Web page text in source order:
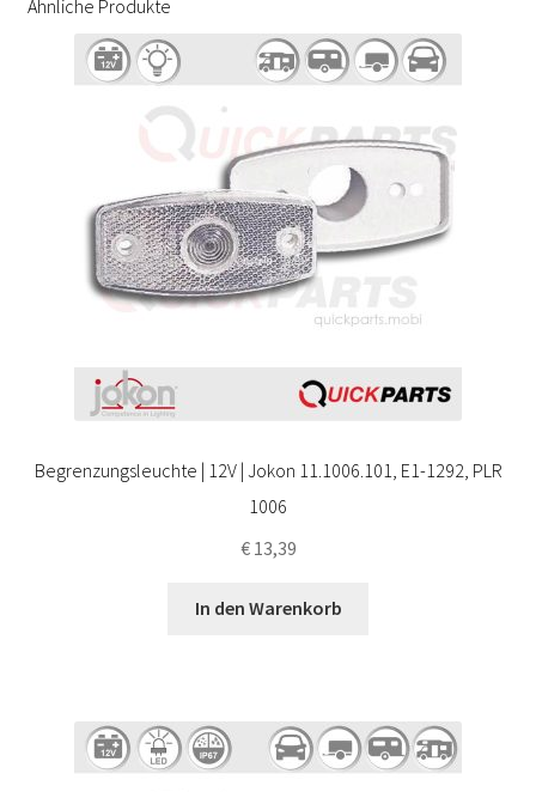
Ähnliche Produkte
Begrenzungsleuchte | 12V | Jokon 11.1006.101, E1-1292, PLR
1006
€13,39
In den Warenkorb